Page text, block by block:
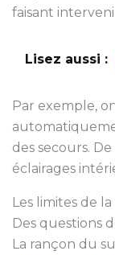
faisant
Lisez aussi :
Par exemple,
des secours.
éclairages
Les limites de
Des questions
La rançon du